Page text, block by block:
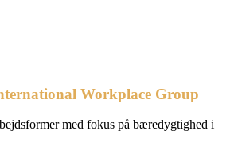
Workplace Group
med fokus på bæredygtighed i